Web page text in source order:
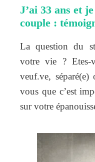
J’ai 33 ans et
couple :
La question du
votre vie ? Etes-
veuf.ve,
vous que c’est
sur votre